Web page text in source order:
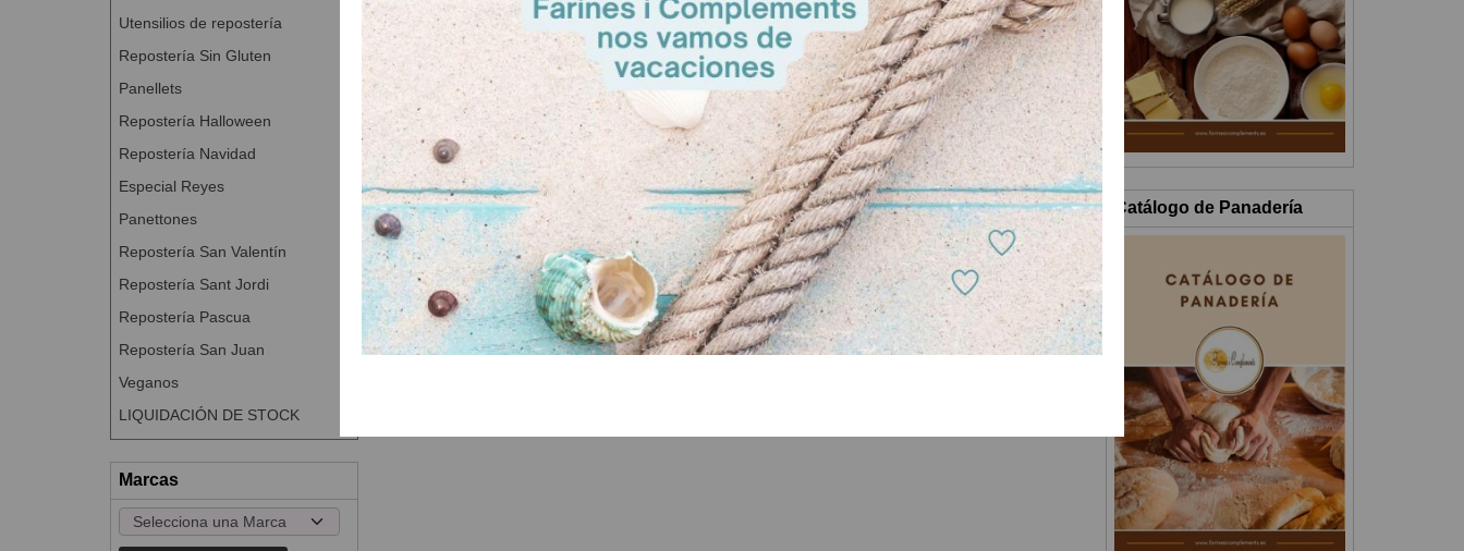
Utensilios de repostería
Repostería Sin Gluten
Panellets
Repostería Halloween
Repostería Navidad
Especial Reyes
Panettones
Repostería San Valentín
Repostería Sant Jordi
Repostería Pascua
Repostería San Juan
Veganos
LIQUIDACIÓN DE STOCK
Marcas
Catálogo de Panadería